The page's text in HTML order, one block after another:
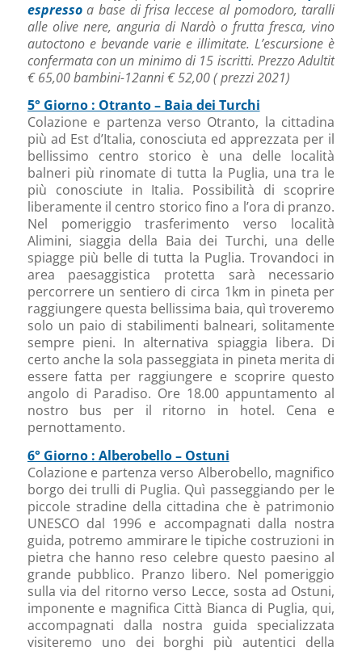
espressoa base di frisa leccese al pomodoro, taralli
alle olive nere, anguria di Nardò o frutta fresca, vino
autoctono e bevande varie e illimitate. L’escursione è
confermata con un minimo di 15 iscritti. Prezzo Adultit
€ 65,00 bambini-12anni € 52,00 ( prezzi 2021)
5° Giorno : Otranto – Baia dei Turchi
Colazione e partenza verso Otranto, la cittadina
più ad Est d’Italia, conosciuta ed apprezzata per il
bellissimo centro storico è una delle località
balneri più rinomate di tutta la Puglia, una tra le
più conosciute in Italia. Possibilità di scoprire
liberamente il centro storico fino a l’ora di pranzo.
Nel pomeriggio trasferimento verso località
Alimini, siaggia della Baia dei Turchi, una delle
spiagge più belle di tutta la Puglia. Trovandoci in
area paesaggistica protetta sarà necessario
percorrere un sentiero di circa 1km in pineta per
raggiungere questa bellissima baia, quì troveremo
solo un paio di stabilimenti balneari, solitamente
sempre pieni. In alternativa spiaggia libera. Di
certo anche la sola passeggiata in pineta merita di
essere fatta per raggiungere e scoprire questo
angolo di Paradiso. Ore 18.00 appuntamento al
nostro bus per il ritorno in hotel. Cena e
pernottamento.
6° Giorno : Alberobello – Ostuni
Colazione e partenza verso Alberobello, magnifico
borgo dei trulli di Puglia. Quì passeggiando per le
piccole stradine della cittadina che è patrimonio
UNESCO dal 1996 e accompagnati dalla nostra
guida, potremo ammirare le tipiche costruzioni in
pietra che hanno reso celebre questo paesino al
grande pubblico. Pranzo libero. Nel pomeriggio
sulla via del ritorno verso Lecce, sosta ad Ostuni,
imponente e magnifica Città Bianca di Puglia, qui,
accompagnati dalla nostra guida specializzata
visiteremo uno dei borghi più autentici della